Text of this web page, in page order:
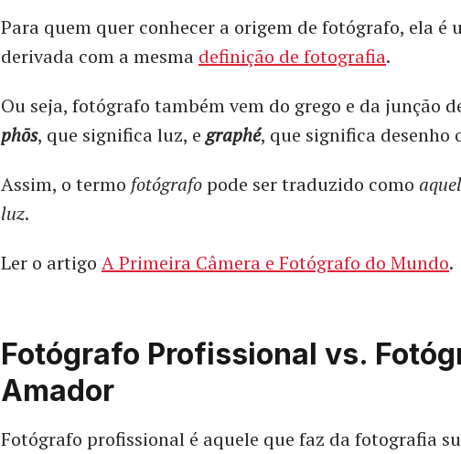
Para quem quer conhecer a origem de fotógrafo, ela é
derivada com a mesma definição de fotografia.
Ou seja, fotógrafo também vem do grego e da junção
phōs, que significa luz, egraphé, que significa desenho
Assim, o termo fotógrafopode ser traduzido como
luz.
Ler o artigo A Primeira Câmera e Fotógrafo do Mundo.
Fotógrafo Profissional vs.
Amador
Fotógrafo profissional é aquele que faz da fotografia